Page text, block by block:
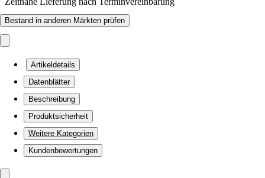
Bestand in anderen Märkten prüfen
Artikeldetails
Datenblätter
Beschreibung
Produktsicherheit
Weitere Kategorien
Kundenbewertungen